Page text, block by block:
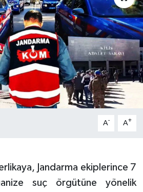
A- A+
Jandarma ekiplerince 7
suç örgütüne yönelik